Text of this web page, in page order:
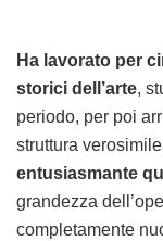
Ha lavorato per
storici dell’arte,
periodo, per poi
struttura
entusiasmante
grandezza
completamente